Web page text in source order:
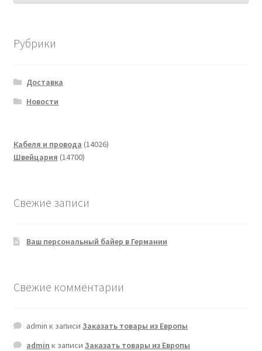
Рубрики
Доставка
Новости
Кабеля и провода 1402614026
Швейцария 1470014700
Свежие записи
Ваш персональный байер в Германии
Свежие комментарии
admin к записиЗаказать товары из Европы
admin к записиЗаказать товары из Европы